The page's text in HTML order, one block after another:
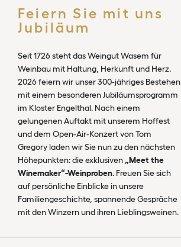
Feiern Sie mit uns
Jubiläum
Seit 1726 steht das Weingut Wasem für
Weinbau mit Haltung, Herkunft und Herz.
2026 feiern wir unser 300-jähriges Bestehen
mit einem besonderen Jubiläumsprogramm
im Kloster Engelthal. Nach einem
gelungenen Auftakt mit unserem Hoffest
und dem Open-Air-Konzert von Tom
Gregory laden wir Sie nun zu den nächsten
Höhepunkten: die exklusiven „Meet the
Winemaker“-Weinproben. Freuen Sie sich
auf persönliche Einblicke in unsere
Familiengeschichte, spannende Gespräche
mit den Winzern und ihren Lieblingsweinen.